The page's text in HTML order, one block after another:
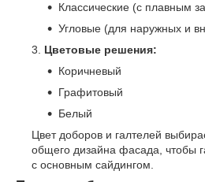
Классические (с плавным
Угловые (для наружных и
Цветовые решения:
Коричневый
Графитовый
Белый
Цвет доборов и галтелей
общего дизайна фасада, чтобы
с основным сайдингом.